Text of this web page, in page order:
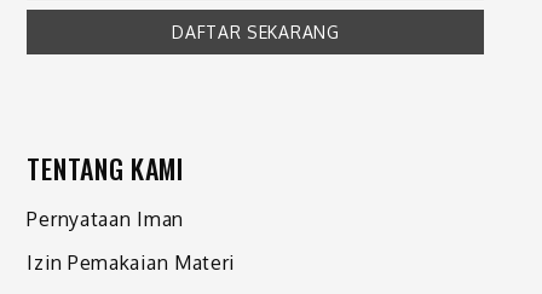
TENTANG KAMI
Pernyataan Iman
Izin Pemakaian Materi